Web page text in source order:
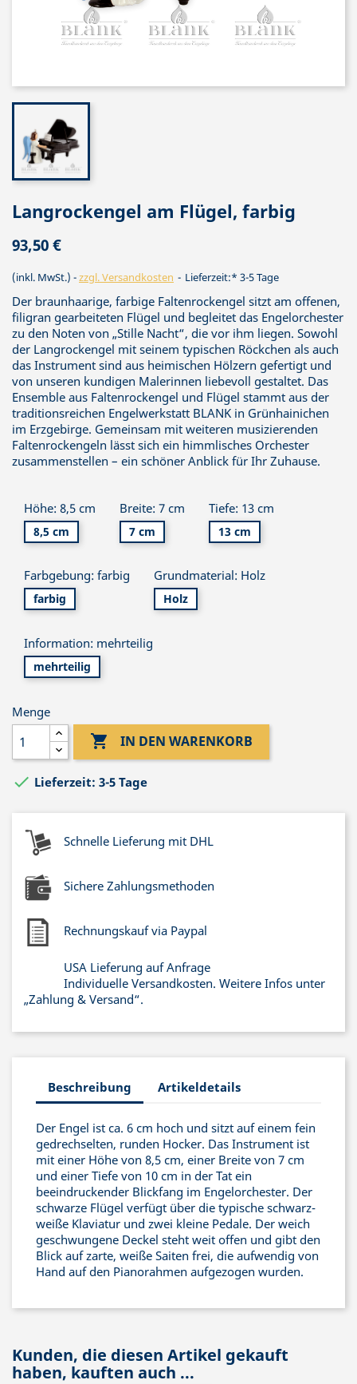
Langrockengel am Flügel, farbig
93,50 €
(inkl. MwSt.) zzgl. Versandkosten Lieferzeit:* 3-5 Tage
Der braunhaarige, farbige Faltenrockengel sitzt am offenen,
filigran gearbeiteten Flügel und begleitet das Engelorchester
zu den Noten von „Stille Nacht“, die vor ihm liegen. Sowohl
der Langrockengel mit seinem typischen Röckchen als auch
das Instrument sind aus heimischen Hölzern gefertigt und
von unseren kundigen Malerinnen liebevoll gestaltet. Das
Ensemble aus Faltenrockengel und Flügel stammt aus der
traditionsreichen Engelwerkstatt BLANK in Grünhainichen
im Erzgebirge. Gemeinsam mit weiteren musizierenden
Faltenrockengeln lässt sich ein himmlisches Orchester
zusammenstellen – ein schöner Anblick für Ihr Zuhause.
Höhe: 8,5 cm
8,5 cm
Breite: 7 cm
7 cm
Tiefe: 13 cm
13 cm
Farbgebung: farbig
farbig
Grundmaterial: Holz
Holz
Information: mehrteilig
mehrteilig
Menge
 IN DEN WARENKORB
 Lieferzeit: 3-5 Tage
Schnelle Lieferung mit DHL
Sichere Zahlungsmethoden
Rechnungskauf via Paypal
USA Lieferung auf Anfrage
Individuelle Versandkosten. Weitere Infos unter
„Zahlung & Versand“.
Beschreibung Artikeldetails
Der Engel ist ca. 6 cm hoch und sitzt auf einem fein
gedrechselten, runden Hocker. Das Instrument ist
mit einer Höhe von 8,5 cm, einer Breite von 7 cm
und einer Tiefe von 10 cm in der Tat ein
beeindruckender Blickfang im Engelorchester. Der
schwarze Flügel verfügt über die typische schwarz-
weiße Klaviatur und zwei kleine Pedale. Der weich
geschwungene Deckel steht weit offen und gibt den
Blick auf zarte, weiße Saiten frei, die aufwendig von
Hand auf den Pianorahmen aufgezogen wurden.
Kunden, die diesen Artikel gekauft
haben, kauften auch ...